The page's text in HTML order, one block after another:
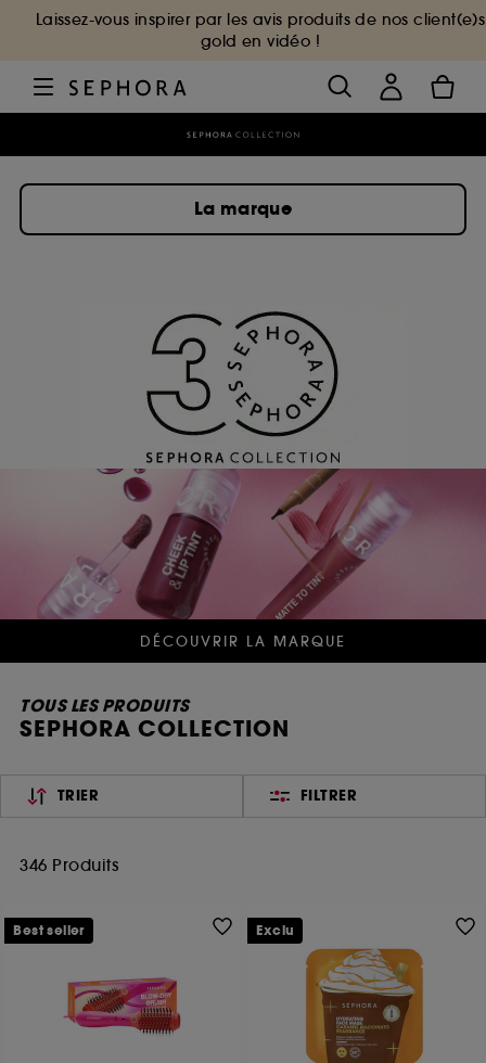
Laissez-vous inspirer par les avis produits de nos client(e)s
gold en vidéo !
La marque
DÉCOUVRIR LA MARQUE
TOUS LES PRODUITS
SEPHORA COLLECTION
TRIER FILTRER
346 Produits
Best seller Exclu